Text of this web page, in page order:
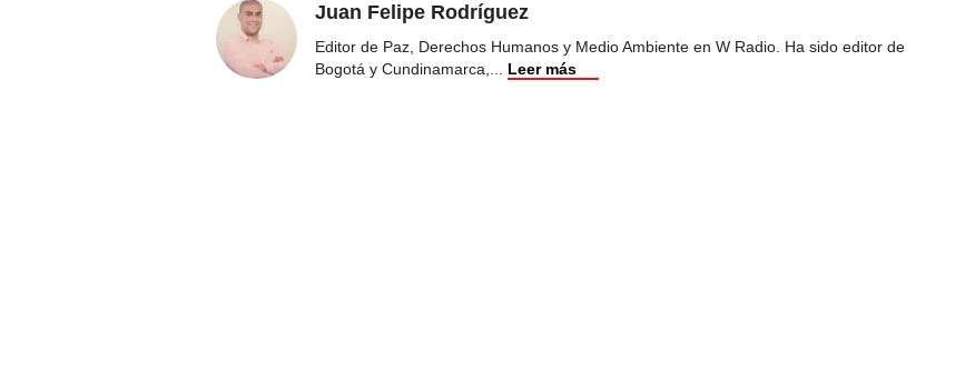
Juan Felipe Rodríguez
Editor de Paz, Derechos Humanos y Medio Ambiente en W Radio. Ha sido editor de
Bogotá y Cundinamarca,... Leer más